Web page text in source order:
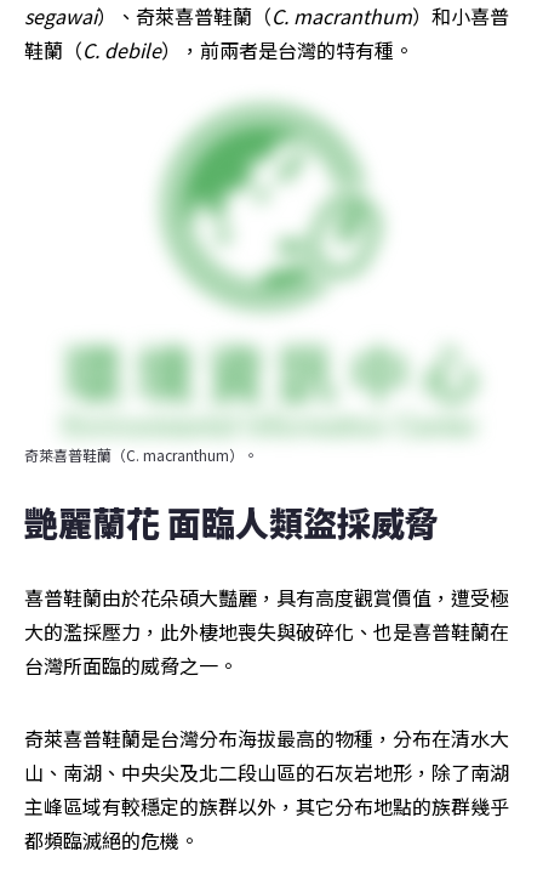
segawai）、奇萊喜普鞋蘭（C. macranthum）和小喜普
鞋蘭（C. debile），前兩者是台灣的特有種。
奇萊喜普鞋蘭（C. macranthum）。
艷麗蘭花 面臨人類盜採威脅
喜普鞋蘭由於花朵碩大豔麗，具有高度觀賞價值，遭受極
大的濫採壓力，此外棲地喪失與破碎化、也是喜普鞋蘭在
台灣所面臨的威脅之一。
奇萊喜普鞋蘭是台灣分布海拔最高的物種，分布在清水大
山、南湖、中央尖及北二段山區的石灰岩地形，除了南湖
主峰區域有較穩定的族群以外，其它分布地點的族群幾乎
都頻臨滅絕的危機。